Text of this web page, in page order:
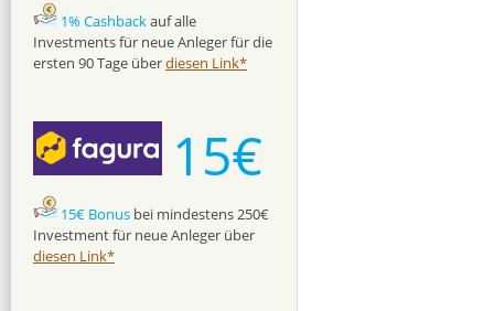
1% Cashbackauf alle
Investments für neue Anleger für die
ersten 90 Tage überdiesen Link*
15€
15€ Bonus bei mindestens 250€
Investment für neue Anleger über
diesen Link*